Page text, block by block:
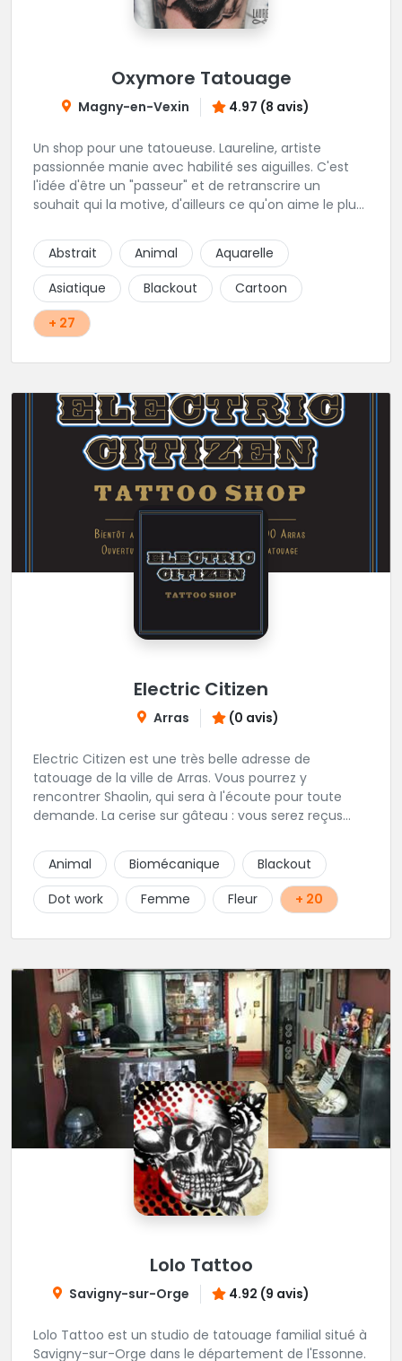
Oxymore Tatouage
Magny-en-Vexin 4.97 (8 avis)
Un shop pour une tatoueuse. Laureline, artiste
passionnée manie avec habilité ses aiguilles. C'est
l'idée d'être un "passeur" et de retranscrire un
souhait qui la motive, d'ailleurs ce qu'on aime le plus
néo trad. Une tatoueuse recommandée et à
recommander !
Abstrait Animal
Aquarelle
Asiatique
Blackout
Cartoon
+ 27
Electric Citizen
Arras (0 avis)
Electric Citizen est une très belle adresse de
tatouage de la ville de Arras. Vous pourrez y
rencontrer Shaolin, qui sera à l'écoute pour toute
demande. La cerise sur gâteau : vous serez reçus
conviviale. N'hésitez à vous rendre au studio pour
que l'équipe vous aiguille dans votre projet.
Animal Biomécanique
Blackout
Dot work
Femme Fleur + 20
Lolo Tattoo
Savigny-sur-Orge 4.92 (9 avis)
Lolo Tattoo est un studio de tatouage familial situé à
Savigny-sur-Orge dans le département de l'Essonne.